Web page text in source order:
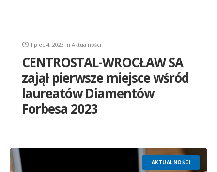
lipiec 4, 2023 in Aktualności
CENTROSTAL-WROCŁAW SA
zajął pierwsze miejsce wśród
laureatów Diamentów
Forbesa 2023
AKTUALNOŚCI